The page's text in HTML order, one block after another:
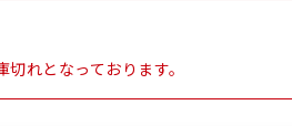
れとなっております。